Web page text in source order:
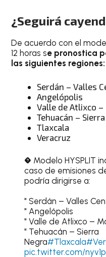
¿Seguirá
De acuerdo con el
12 horas se pronostica
las siguientes regiones:
Serdán – Valles
Angelópolis
Valle de Atlixco
Tehuacán –
Tlaxcala
Veracruz
� Modelo HYSPLIT
caso de emisiones
podría dirigirse a:
" Serdán – Valles
" Angelópolis
" Valle de Atlixco –
" Tehuacán – Sierra
Negra#Tlaxcala
pic.twitter.com/